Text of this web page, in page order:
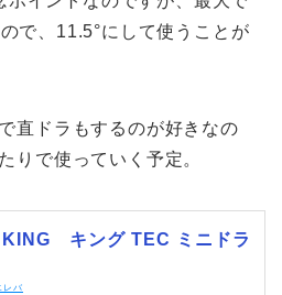
で、11.5°にして使うことが
直ドラもするのが好きなの
りで使っていく予定。
キング TEC ミニドラ
レバ